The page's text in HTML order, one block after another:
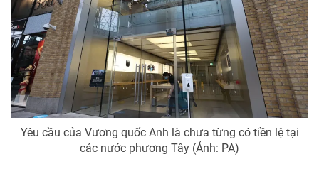
Phim VTV
Hậu trường
Nhân vật
Khán giả
Giải sao mai
Giải trí
Điện ảnh
Âm nhạc
Sao
Đời sống
Du lịch
Làm đẹp
Chất lượng cuộc sống
Giáo dục
Tuyển sinh
Yêu cầu của Vương quốc Anh là chưa từng có tiền lệ tại
các nước phương Tây (Ảnh: PA)